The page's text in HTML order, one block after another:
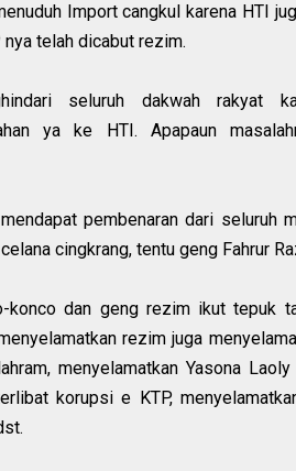
Import cangkul karena HTI
telah dicabut rezim.
seluruh dakwah rakyat
ya ke HTI. Apapaun
pembenaran dari seluruh
cingkrang, tentu geng Fahrur
konco dan geng rezim ikut tepuk
rezim juga
menyelamatkan Yasona
korupsi e KTP,